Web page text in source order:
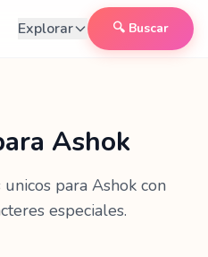
Explorar 🔍 Buscar
Ashok
unicos para Ashok con
especiales.